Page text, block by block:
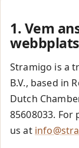
1. Vem
Stramigo is a
B.V., based in
Dutch
85608033.
us at